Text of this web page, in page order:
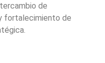
de
fortalecimiento de